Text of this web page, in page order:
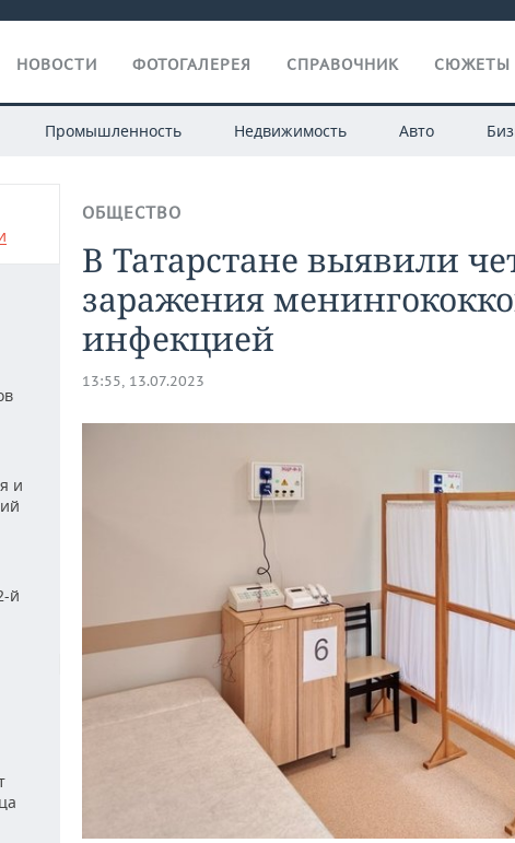
НОВОСТИ ФОТОГАЛЕРЕЯ СПРАВОЧНИК СЮЖЕТЫ
Промышленность Недвижимость Авто
и
й
ОБЩЕСТВО
В Татарстане выявили
заражения
инфекцией
13:55, 13.07.2023